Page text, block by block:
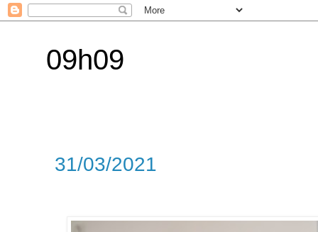
09h09
31/03/2021